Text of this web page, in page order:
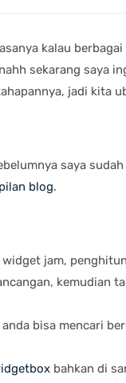
kalau
sekarang saya
jadi kita
saya
blog.
jam,
kemudian
bisa mencari
bahkan di